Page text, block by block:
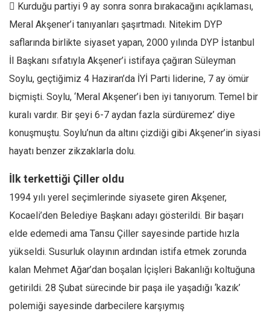
 Kurduğu partiyi 9 ay sonra sonra bırakacağını açıklaması,
Meral Akşener’i tanıyanları şaşırtmadı. Nitekim DYP
saflarında birlikte siyaset yapan, 2000 yılında DYP İstanbul
İl Başkanı sıfatıyla Akşener’i istifaya çağıran Süleyman
Soylu, geçtiğimiz 4 Haziran’da İYİ Parti liderine, 7 ay ömür
biçmişti. Soylu, ‘Meral Akşener’i ben iyi tanıyorum. Temel bir
kuralı vardır. Bir şeyi 6-7 aydan fazla sürdüremez’ diye
konuşmuştu. Soylu’nun da altını çizdiği gibi Akşener’in siyasi
hayatı benzer zikzaklarla dolu.
İlk terkettiği Çiller oldu
1994 yılı yerel seçimlerinde siyasete giren Akşener,
Kocaeli’den Belediye Başkanı adayı gösterildi. Bir başarı
elde edemedi ama Tansu Çiller sayesinde partide hızla
yükseldi. Susurluk olayının ardından istifa etmek zorunda
kalan Mehmet Ağar’dan boşalan İçişleri Bakanlığı koltuğuna
getirildi. 28 Şubat sürecinde bir paşa ile yaşadığı ‘kazık’
polemiği sayesinde darbecilere karşıymış